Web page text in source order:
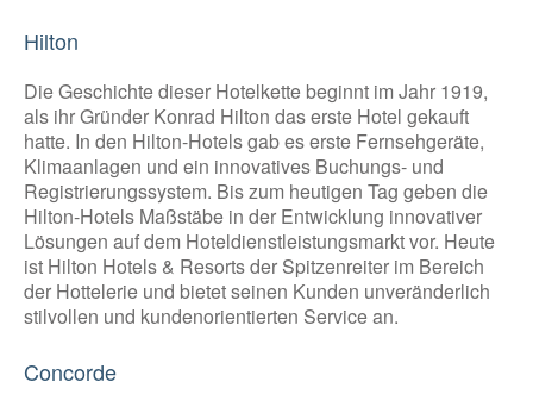
Hilton
Die Geschichte dieser Hotelkette beginnt im Jahr 1919,
als ihr Gründer Konrad Hilton das erste Hotel gekauft
hatte. In den Hilton-Hotels gab es erste Fernsehgeräte,
Klimaanlagen und ein innovatives Buchungs- und
Registrierungssystem. Bis zum heutigen Tag geben die
Hilton-Hotels Maßstäbe in der Entwicklung innovativer
Lösungen auf dem Hoteldienstleistungsmarkt vor. Heute
ist Hilton Hotels & Resorts der Spitzenreiter im Bereich
der Hottelerie und bietet seinen Kunden unveränderlich
stilvollen und kundenorientierten Service an.
Concorde